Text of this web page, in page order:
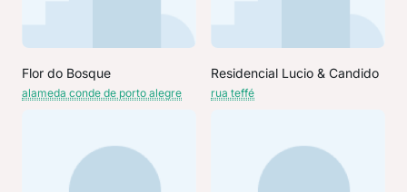
Flor do Bosque
alameda conde de porto alegre
Residencial Lucio & Candido
rua teffé